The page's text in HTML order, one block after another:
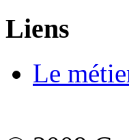
Liens
Le